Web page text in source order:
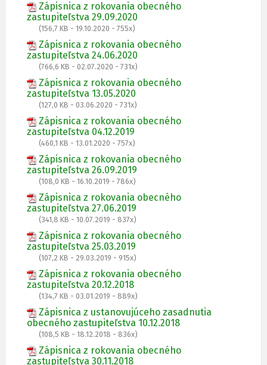
Zápisnica z rokovania obecného
zastupiteľstva 29.09.2020
(156,7 KB - 19.10.2020 - 755x)
Zápisnica z rokovania obecného
zastupiteľstva 24.06.2020
(766,6 KB - 02.07.2020 - 731x)
Zápisnica z rokovania obecného
zastupiteľstva 13.05.2020
(127,0 KB - 03.06.2020 - 731x)
Zápisnica z rokovania obecného
zastupiteľstva 04.12.2019
(460,1 KB - 13.01.2020 - 757x)
Zápisnica z rokovania obecného
zastupiteľstva 26.09.2019
(108,0 KB - 16.10.2019 - 786x)
Zápisnica z rokovania obecného
zastupiteľstva 27.06.2019
(341,8 KB - 10.07.2019 - 837x)
Zápisnica z rokovania obecného
zastupiteľstva 25.03.2019
(107,2 KB - 29.03.2019 - 915x)
Zápisnica z rokovania obecného
zastupiteľstva 20.12.2018
(134,7 KB - 03.01.2019 - 889x)
Zápisnica z ustanovujúceho zasadnutia
obecného zastupiteľstva 10.12.2018
(108,5 KB - 18.12.2018 - 836x)
Zápisnica z rokovania obecného
zastupiteľstva 30.11.2018